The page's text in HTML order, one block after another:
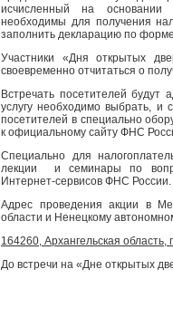
исчисленный на основании
необходимы для получения
заполнить декларацию по
Участники «Дня открытых
своевременно отчитаться о
Встречать посетителей будут
услугу необходимо выбрать, и
посетителей в специально
к официальному сайту ФНС
Специально для
лекции и семинары по
Интернет-сервисов ФНС России.
Адрес проведения акции в
области и Ненецкому
164260, Архангельская
До встречи на «Дне открытых